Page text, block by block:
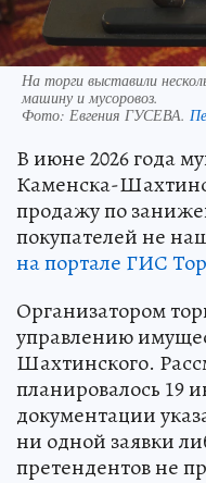
На торги выставили
машину и мусоровоз.
Фото: Евгения ГУСЕВА.
В июне 2026 года
Каменска-
продажу по
покупателей не
на портале ГИС
Организатором
управлению
Шахтинского.
планировалось 19
документации
ни одной заявки
претендентов не